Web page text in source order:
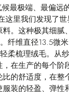
最极端、最偏
里我们发现了
料。这种极其细
纤维直径13.5微
柔梳理绒毛。从
在生产的每个
的舒适度，在
装的轻盈、弹